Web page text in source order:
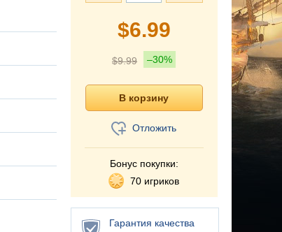
$6.99
$9.99 –30%
Отложить
Бонус покупки:
70 игриков
Гарантия качества